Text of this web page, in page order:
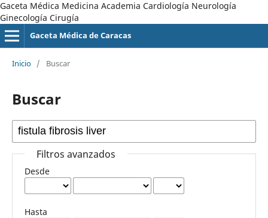
Gaceta Médica Medicina Academia Cardiología Neurología
Ginecología Cirugía
Gaceta Médica de Caracas
Inicio / Buscar
Buscar
Filtros avanzados
Desde
Hasta